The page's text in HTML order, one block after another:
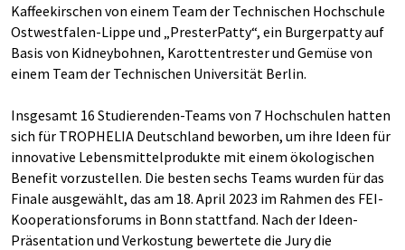
Kaffeekirschen von einem Team der Technischen Hochschule
Ostwestfalen-Lippe und „PresterPatty“, ein Burgerpatty auf
Basis von Kidneybohnen, Karottentrester und Gemüse von
einem Team der Technischen Universität Berlin.
Insgesamt 16 Studierenden-Teams von 7 Hochschulen hatten
sich für TROPHELIA Deutschland beworben, um ihre Ideen für
innovative Lebensmittelprodukte mit einem ökologischen
Benefit vorzustellen. Die besten sechs Teams wurden für das
Finale ausgewählt, das am 18. April 2023 im Rahmen des FEI-
Kooperationsforums in Bonn stattfand. Nach der Ideen-
Präsentation und Verkostung bewertete die Jury die